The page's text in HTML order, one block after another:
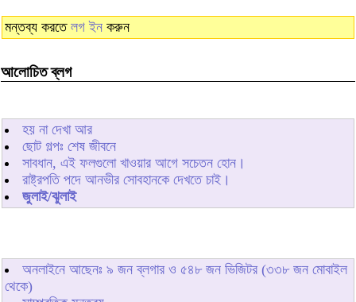
মন্তব্য করতে লগ ইন করুন
আলোচিত ব্লগ
হয় না দেখা আর
ছোট গল্পঃ শেষ জীবনে
সাবধান, এই ফলগুলো খাওয়ার আগে সচেতন হোন।
রাষ্ট্রপতি পদে আনভীর সোবহানকে দেখতে চাই।
জুলাই/ঝুলাই
অনলাইনে আছেনঃ ৯ জন ব্লগার ও ৫৪৮জন ভিজিটর (৩৩৮ জন মোবাইল
থেকে)